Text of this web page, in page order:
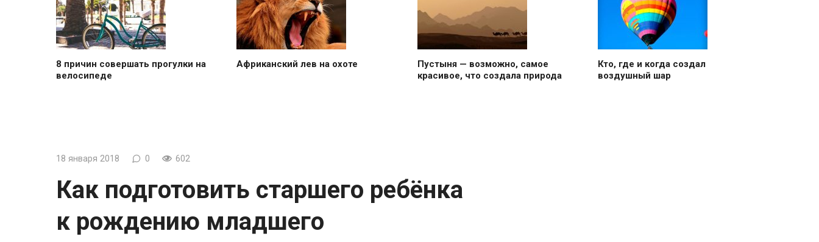
8 причин совершать прогулки на
велосипеде
Африканский лев на охоте
Пустыня — возможно, самое
красивое, что создала природа
Кто, где и когда создал
воздушный шар
18 января 2018 0 602
Как подготовить старшего ребёнка
к рождению младшего